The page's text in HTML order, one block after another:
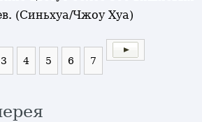
(Синьхуа/Чжоу Хуа)
3 4 5 6 7